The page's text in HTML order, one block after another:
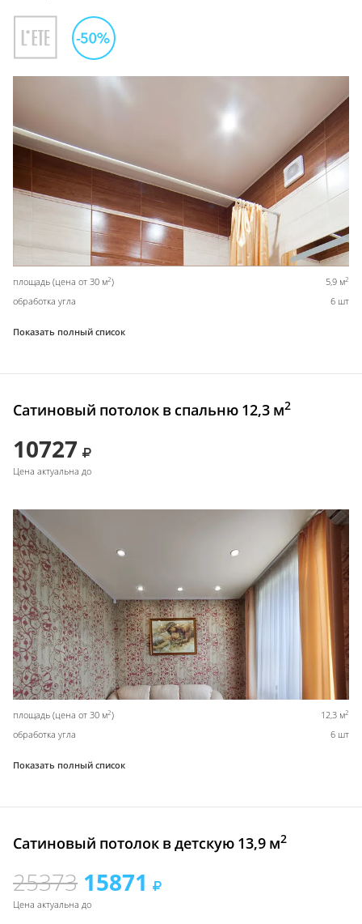
площадь (цена от 30 м2) 5,9 м2
обработка угла 6 шт
Показать полный список
Сатиновый потолок в спальню 12,3 м2
10727
Цена актуальна до
площадь (цена от 30 м2) 12,3 м2
обработка угла 6 шт
Показать полный список
Сатиновый потолок в детскую 13,9 м2
25373 15871
Цена актуальна до